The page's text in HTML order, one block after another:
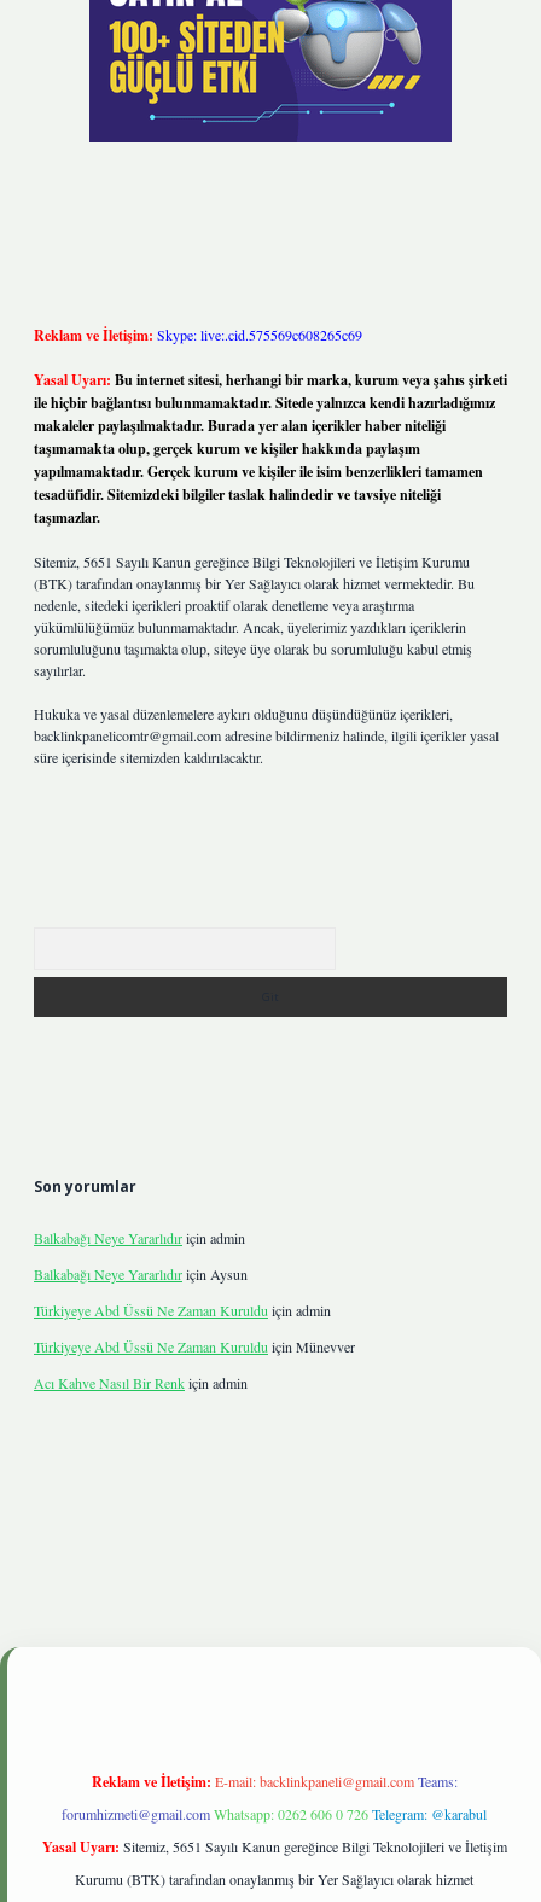
Reklam ve İletişim: Skype: live:.cid.575569c608265c69
Yasal Uyarı: Bu internet sitesi, herhangi bir marka, kurum veya şahıs şirketi
ile hiçbir bağlantısı bulunmamaktadır. Sitede yalnızca kendi hazırladığımız
makaleler paylaşılmaktadır. Burada yer alan içerikler haber niteliği
taşımamakta olup, gerçek kurum ve kişiler hakkında paylaşım
yapılmamaktadır. Gerçek kurum ve kişiler ile isim benzerlikleri tamamen
tesadüfidir. Sitemizdeki bilgiler taslak halindedir ve tavsiye niteliği
taşımazlar.
Sitemiz, 5651 Sayılı Kanun gereğince Bilgi Teknolojileri ve İletişim Kurumu
(BTK) tarafından onaylanmış bir Yer Sağlayıcı olarak hizmet vermektedir. Bu
nedenle, sitedeki içerikleri proaktif olarak denetleme veya araştırma
yükümlülüğümüz bulunmamaktadır. Ancak, üyelerimiz yazdıkları içeriklerin
sorumluluğunu taşımakta olup, siteye üye olarak bu sorumluluğu kabul etmiş
sayılırlar.
Hukuka ve yasal düzenlemelere aykırı olduğunu düşündüğünüz içerikleri,
backlinkpanelicomtr@gmail.comadresine bildirmeniz halinde, ilgili içerikler yasal
süre içerisinde sitemizden kaldırılacaktır.
Son yorumlar
Balkabağı Neye Yararlıdıriçin admin
Balkabağı Neye Yararlıdıriçin Aysun
Türkiyeye Abd Üssü Ne Zaman Kuruldu için admin
Türkiyeye Abd Üssü Ne Zaman Kuruldu için Münevver
Acı Kahve Nasıl Bir Renkiçin admin
Reklam ve İletişim: E-mail:backlinkpaneli@gmail.com Teams:
forumhizmeti@gmail.comWhatsapp: 0262 606 0 726Telegram: @karabul
Yasal Uyarı: Sitemiz, 5651 Sayılı Kanun gereğince Bilgi Teknolojileri ve İletişim
Kurumu (BTK) tarafından onaylanmış bir Yer Sağlayıcı olarak hizmet